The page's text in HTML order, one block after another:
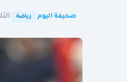
صحيفة اليوم رياضة الثلاثاء 7